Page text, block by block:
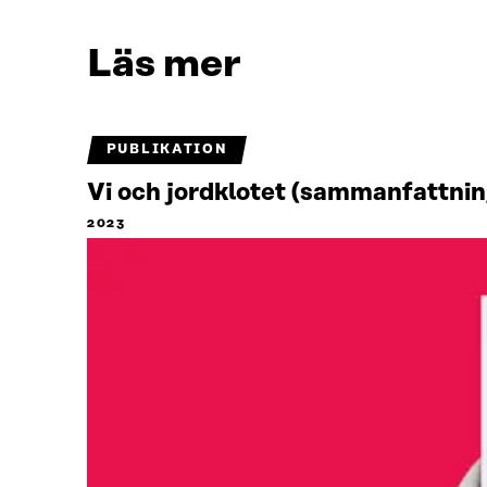
Läs mer
PUBLIKATION
Vi och jordklotet
2023